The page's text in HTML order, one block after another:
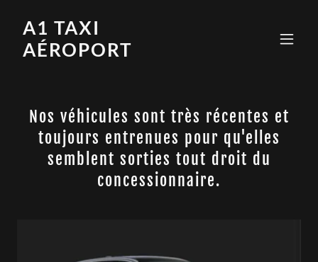
A1 TAXI
AÉROPORT
Nos véhicules sont très récentes et
toujours entrenues pour qu'elles
semblent sorties tout droit du
concessionnaire.